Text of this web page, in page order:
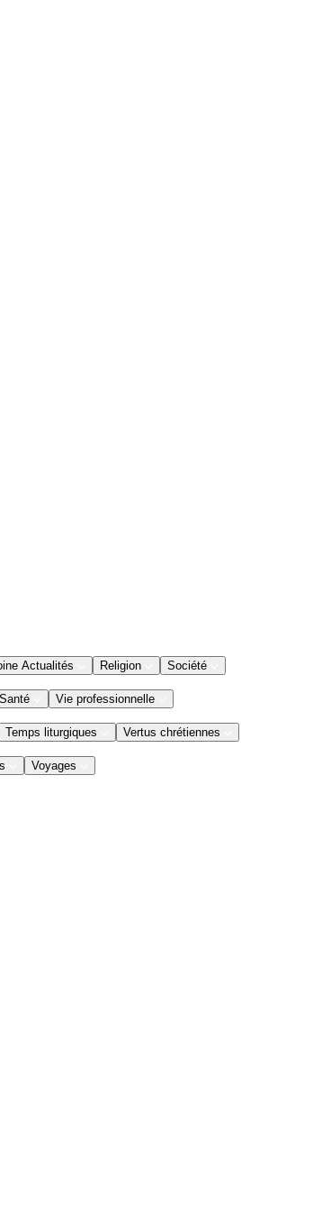
Actualités Religion Société
Santé Vie professionnelle
Temps liturgiques Vertus chrétiennes
Voyages